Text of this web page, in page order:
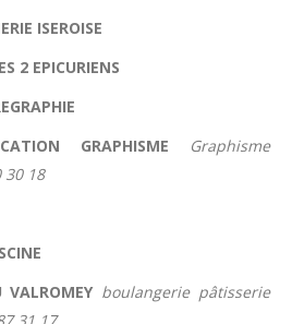
ISEROISE
2 EPICURIENS
GRAPHISME
Graphisme
30 18
VALROMEY boulangerie pâtisserie